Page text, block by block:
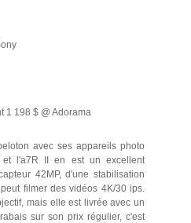
1 198 $ @ Adorama
avec ses appareils photo
et l'a7R II en est un excellent
42MP, d'une stabilisation
filmer des vidéos 4K/30 ips.
mais elle est livrée avec un
sur son prix régulier, c'est